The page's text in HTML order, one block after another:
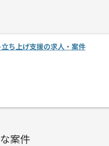
数
2回
数
1人
日
ックでの実績がある企業の案件で
験を活かすことができます。
ち上げ支援の求人・案件
案件